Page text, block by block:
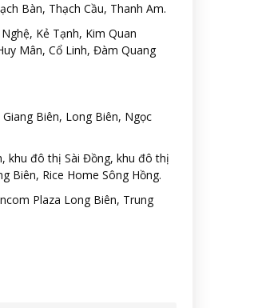
Bàn, Thạch Cầu, Thanh Am.
Kẻ Tạnh, Kim Quan
Mân, Cổ Linh, Đàm Quang
Biên, Long Biên, Ngọc
khu đô thị Sài Đồng, khu đô thị
Biên, Rice Home Sông Hồng.
Plaza Long Biên, Trung